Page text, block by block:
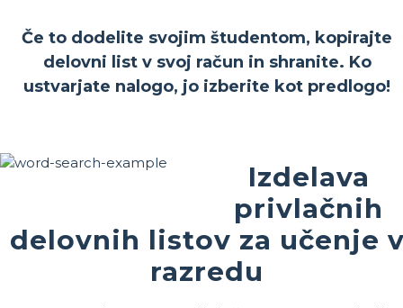
Če to dodelite svojim študentom, kopirajte
delovni list v svoj račun in shranite. Ko
ustvarjate nalogo, jo izberite kot predlogo!
Izdelava
privlačnih
delovnih listov za učenje
razredu